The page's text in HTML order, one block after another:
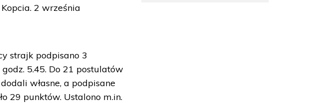
2 września
strajk podpisano 3
5.45. Do 21 postulatów
własne, a podpisane
29 punktów. Ustalono m.in.